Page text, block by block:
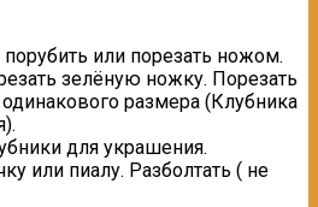
или порезать ножом.
зелёную ножку. Порезать
размера (Клубника
для украшения.
или пиалу. Разболтать ( не